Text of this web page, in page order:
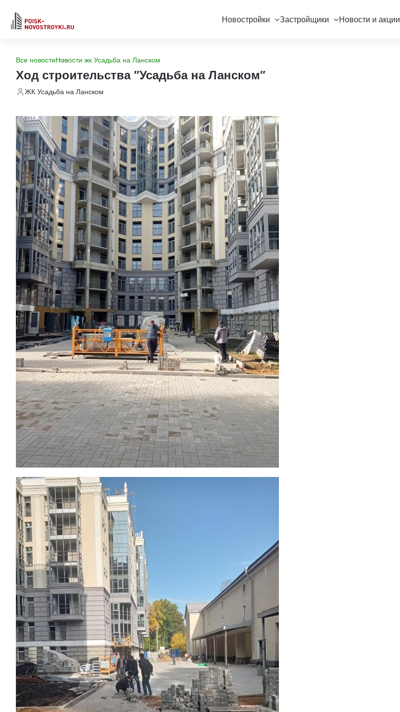
Новостройки Застройщики Новости и акции
Все новостиНовости жк Усадьба на Ланском
Ход строительства "Усадьба на Ланском"
ЖК Усадьба на Ланском